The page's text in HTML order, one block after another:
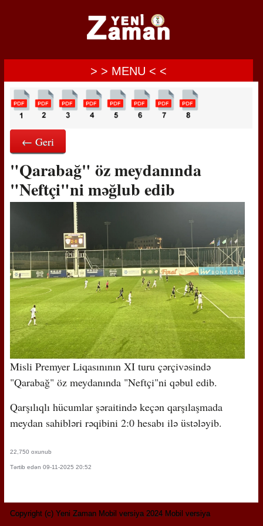
> > MENU < <
← Geri
"Qarabağ" öz meydanında
"Neftçi"ni məğlub edib
Misli Premyer Liqasınının XI turu çərçivəsində
"Qarabağ" öz meydanında "Neftçi"ni qəbul edib.
Qarşılıqlı hücumlar şəraitində keçən qarşılaşmada
meydan sahibləri rəqibini 2:0 hesabı ilə üstələyib.
22,750 oxunub
Tərtib edən 09-11-2025 20:52
Copyright (c) Yeni Zaman Mobil versiya 2024 Mobil versiya